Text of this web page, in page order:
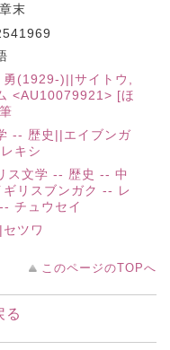
末
勇(1929-)||サイトウ,
<AU10079921> [ほ
-- 歴史||エイブンガ
キシ
ス文学 -- 歴史 -- 中
リスブンガク -- レ
チュウセイ
ツワ
このページのTOPへ
る